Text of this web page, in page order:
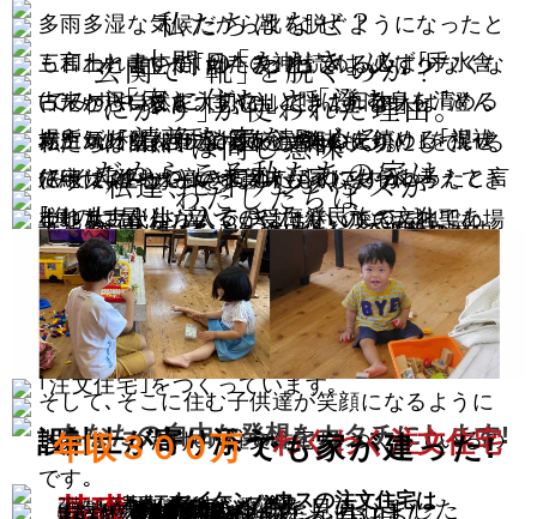
私たちはなぜ？
玄関で｢靴｣を脱ぐのか？
多雨多湿な気候だから靴を脱ぐようになったと
も言われますが､日本の神社では､必ず｢手水舎
(てみずや､ちょうずや)｣と呼ばれる身を清める
場所があり､両手と口を清め､心を鎮める｢禊祓
(みぞぎはらえ)｣の考え方が家にも伝わったと言
われます｡
また､茶道でも手を清める儀式があり室内には
清潔にして入る文化が根付いています｡
土間の｢たたき｣に
｢にがり｣が使われた理由｡
三和土と書いて｢たたき｣と読める人は少なくな
ったと思います｡
赤土･砂利などに消石灰と｢海のにがり｣を混ぜ
て練り､塗って敲き固めたものですが､
｢海のにがり｣が入るのは海洋民族の文化であ
り､ここにも｢清める｣｢浄化する｣
日本人の清潔を大切にする文化があるのです｡
｢家に住む｣と｢澄む｣
は同じ意味
古来から自然を大切にしてきた日本人は｢澄ん
だ空気｣｢澄んだ水｣という意味も
住宅に｢住む｣という意味も同じように考えてき
ました｡
また､｢棲む｣｢清む｣も同じく､この言葉には
日本人が｢美しく清浄なところに住み､家族を守
ってきた｣という意味があるのです｡
清浄な家をつくる｡
私達､セイケンハウスが
｢注文住宅｣にこだわる理由｡
私たちは自然やこの国の文化を大切にしている
ハウスメーカーです｡
土地も古代から人々が受け継いできた神聖な場
所だからこそ､地鎮祭や地域への感謝を忘れま
せん｡
だからこそ私たちの家は
大量生産できないのです｡
わたしたちは
誰かの｢ふる里｣になる家を
つくりたいのです｡
誰かのふる里になるためには､その場所の歴史
や文化を大切にし､地域の人々との繋がりも大
切です｡
私たちは､その未来を考え､福岡に地域密着で
｢注文住宅｣をつくっています｡
そして､そこに住む子供達が笑顔になるように
世界に一つだけの｢注文住宅｣をつくっているの
です｡
あなたの自由な発想をカタチにします!
設計士が寄り添うわくわく注文住宅
年収３００万でも家が建った!
の注文住宅
セイケンハウスの注文住宅は
から家づくりを見直しました
基礎工事
ホームメイキャップ塗装
2階から落としても割れない程の強度｡
耐力面材
ハイベストウッド
壁倍率4.0の高耐震･高耐久｡面材工法に
アイシネン
高気密高断熱
極寒や酷暑など日本以上の高温多湿
開放感あふれる